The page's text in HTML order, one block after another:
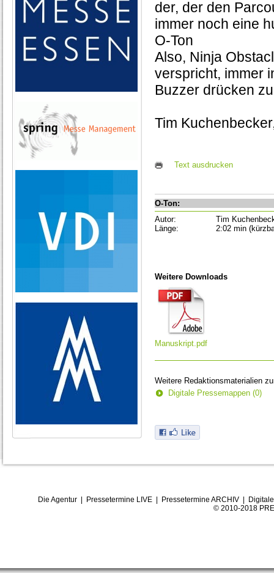
der, der den
immer noch eine
O-Ton
Also, Ninja
verspricht, immer
Buzzer drücken
Tim
Text ausdrucken
O-Ton:
Autor:
Tim
Länge:
2:02 min
Weitere Downloads
Manuskript.pdf
Weitere Redaktionsmaterialien
Digitale Pressemappen (0)
Die Agentur| Pressetermine LIVE| Pressetermine ARCHIV|
© 2010-2018